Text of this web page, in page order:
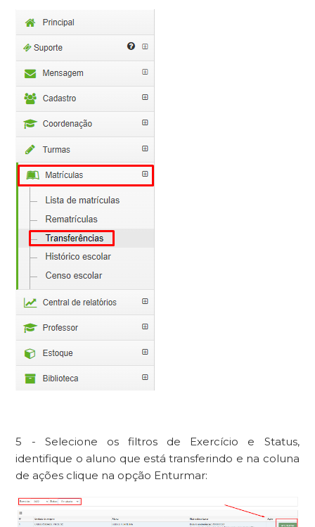
5 - Selecione os filtros de Exercício e Status,
identifique o aluno que está transferindo e na coluna
de ações clique na opção Enturmar: